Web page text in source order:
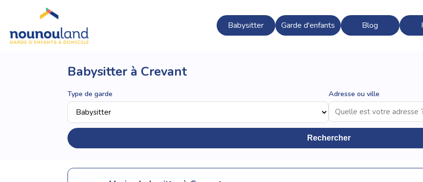
Babysitter Garde d'enfants Blog
Babysitter à Crevant
Type de garde Adresse ou ville
Rechercher